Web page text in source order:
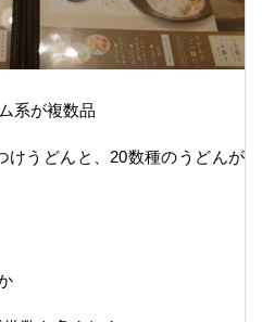
系が複数品
けうどんと、20数種のうどんが